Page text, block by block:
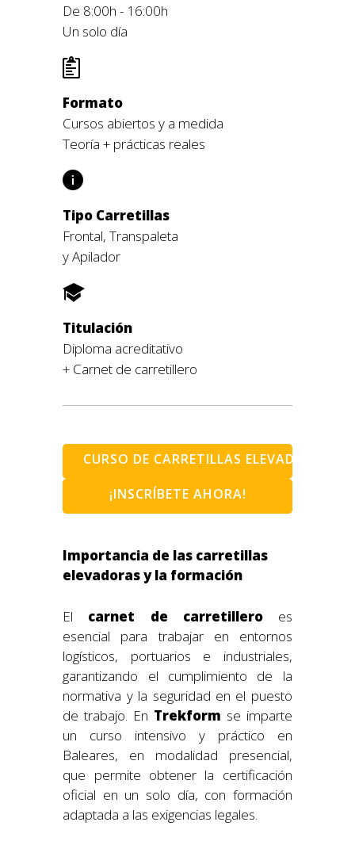
De 8:00h - 16:00h
Un solo día
Formato
Cursos abiertos y a medida
Teoría + prácticas reales
Tipo Carretillas
Frontal, Transpaleta
y Apilador
Titulación
Diploma acreditativo
+ Carnet de carretillero
CURSO DE CARRETILLAS ELEVADORAS
¡INSCRÍBETE AHORA!
Importancia de las carretillas
elevadoras y la formación
El carnet de carretillero es
esencial para trabajar en entornos
logísticos, portuarios e industriales,
garantizando el cumplimiento de la
normativa y la seguridad en el puesto
de trabajo. En Trekform se imparte
un curso intensivo y práctico en
Baleares, en modalidad presencial,
que permite obtener la certificación
oficial en un solo día, con formación
adaptada a las exigencias legales.